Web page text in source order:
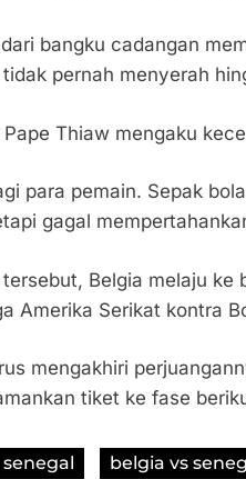
bangku cadangan
pernah menyerah
Thiaw mengaku
para pemain. Sepak
gagal
Belgia melaju ke
Amerika Serikat kontra
mengakhiri
tiket ke fase
belgia vs